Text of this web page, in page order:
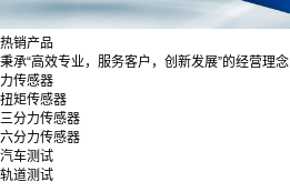
热销产品
秉承“高效专业，服务客户，创新发展”的经营理念
力传感器
扭矩传感器
三分力传感器
六分力传感器
汽车测试
轨道测试